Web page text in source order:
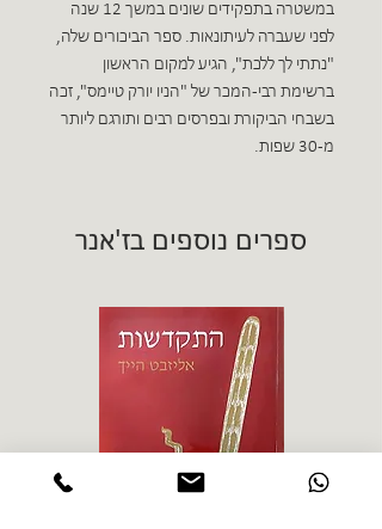
במשטרה בתפקידים שונים במשך 12 שנה
לפני שעברה לעיתונאות. ספר הביכורים שלה,
"נתתי לך ללכת", הגיע למקום הראשון
ברשימת רבי-המכר של "הניו יורק טיימס", זכה
בשבחי הביקורת ובפרסים רבים ותורגם ליותר
מ-30 שפות.
ספרים נוספים בז'אנר